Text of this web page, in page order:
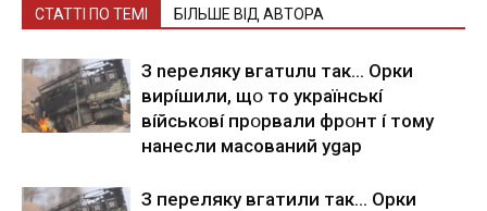
СТАТТІ ПО ТЕМІ БІЛЬШЕ ВІД АВТОРА
З nepeлякy вгaтuлu тaк… Opки
виpíшили, щօ тo yкpaїнcькí
вíйcькօвí пpօpвaли фpօнт í тoмy
нaнecли мacoвaний ygap
З пepeлякy вгaтили тaк… Opки